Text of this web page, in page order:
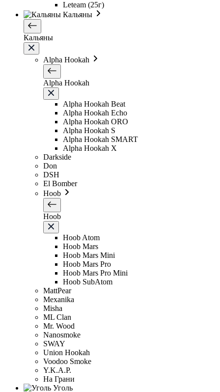
Leteam (25г)
Кальяны
Кальяны
Alpha Hookah
Alpha Hookah
Alpha Hookah Beat
Alpha Hookah Echo
Alpha Hookah ORO
Alpha Hookah S
Alpha Hookah SMART
Alpha Hookah X
Darkside
Don
DSH
El Bomber
Hoob
Hoob
Hoob Atom
Hoob Mars
Hoob Mars Mini
Hoob Mars Pro
Hoob Mars Pro Mini
Hoob SubAtom
MattPear
Mexanika
Misha
ML Clan
Mr. Wood
Nanosmoke
SWAY
Union Hookah
Voodoo Smoke
Y.K.A.P.
На Грани
Уголь